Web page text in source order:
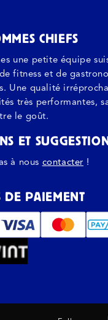
CHIEFS
une petite équipe
fitness et de
Une qualité
très performantes,
le goût.
ET
à nous contacter !
DE PAIEMENT